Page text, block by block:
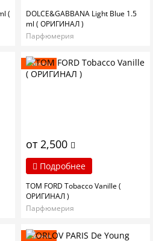
(
DOLCE&GABBANA Light Blue 1.5
ml ( ОРИГИНАЛ )
Парфюмерия
Новинка
от 2,500
Подробнее
TOM FORD Tobacco Vanille (
ОРИГИНАЛ )
Парфюмерия
Новинка